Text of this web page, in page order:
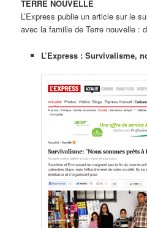
TERRE NOUVELLE
L’Express publie un article sur le
avec la famille de Terre nouvelle :
L’Express : Survivalisme,